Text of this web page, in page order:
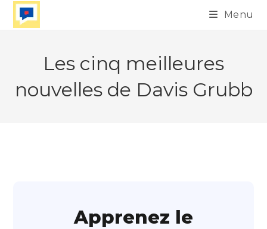
Skip
Menu
Les cinq meilleures
nouvelles de Davis Grubb
Apprenez le